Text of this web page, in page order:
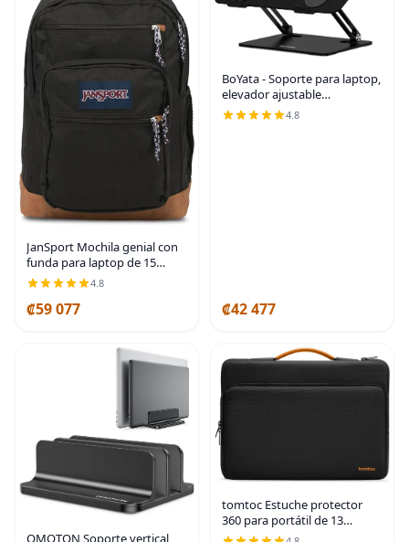
JanSport Mochila genial con
funda para laptop de 15
pulgadas, mochila grande
para computadora con 2
compartimentos, correas
4.8
₡59 077
BoYata - Soporte para laptop,
elevador ajustable
multiángulo, hasta 17
pulgadas, color negro |
4.8
₡42 477
OMOTON Soporte vertical
tomtoc Estuche protector
360 para portátil de 13
pulgadas para el nuevo